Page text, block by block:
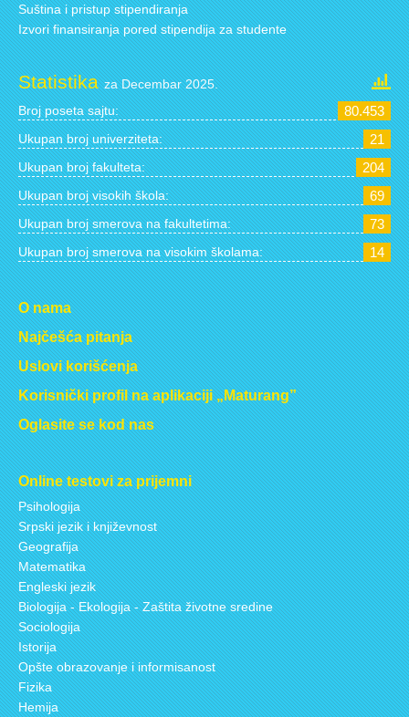
Suština i pristup stipendiranja
Izvori finansiranja pored stipendija za studente
Statistikaza Decembar 2025.
Broj poseta sajtu: 80.453
Ukupan broj univerziteta: 21
Ukupan broj fakulteta: 204
Ukupan broj visokih škola: 69
Ukupan broj smerova na fakultetima: 73
Ukupan broj smerova na visokim školama: 14
O nama
Najčešća pitanja
Uslovi korišćenja
Korisnički profil na aplikaciji „Maturang”
Oglasite se kod nas
Online testovi za prijemni
Psihologija
Srpski jezik i književnost
Geografija
Matematika
Engleski jezik
Biologija - Ekologija - Zaštita životne sredine
Sociologija
Istorija
Opšte obrazovanje i informisanost
Fizika
Hemija